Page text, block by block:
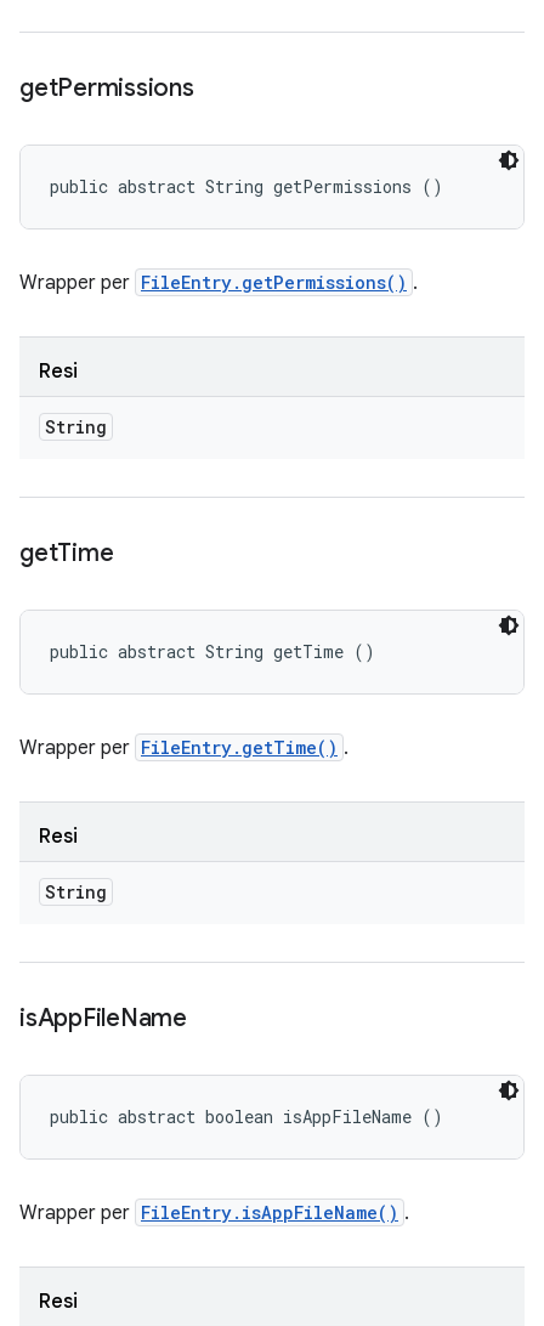
getPermissions
public abstract String getPermissions ()
Wrapper per FileEntry.getPermissions() .
Resi
String
getTime
public abstract String getTime ()
Wrapper per FileEntry.getTime() .
Resi
String
isAppFileName
public abstract boolean isAppFileName ()
Wrapper per FileEntry.isAppFileName() .
Resi